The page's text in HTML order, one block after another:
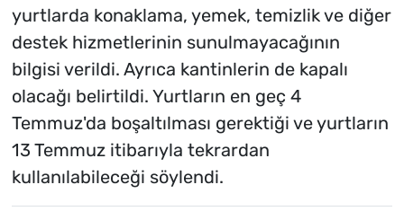
yurtlarda konaklama, yemek, temizlik ve diğer
destek hizmetlerinin sunulmayacağının
bilgisi verildi. Ayrıca kantinlerin de kapalı
olacağı belirtildi. Yurtların en geç 4
Temmuz'da boşaltılması gerektiği ve yurtların
13 Temmuz itibarıyla tekrardan
kullanılabileceği söylendi.